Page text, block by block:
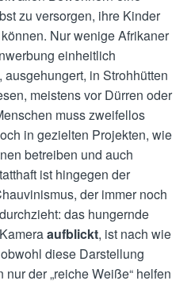
zu versorgen, ihre Kinder
Nur wenige Afrikaner
einheitlich
in Strohhütten
meistens vor Dürren oder
muss zweifellos
in gezielten Projekten, wie
betreiben und auch
ist hingegen der
der immer noch
das hungernde
aufblickt, ist nach wie
diese Darstellung
der „reiche Weiße“ helfen